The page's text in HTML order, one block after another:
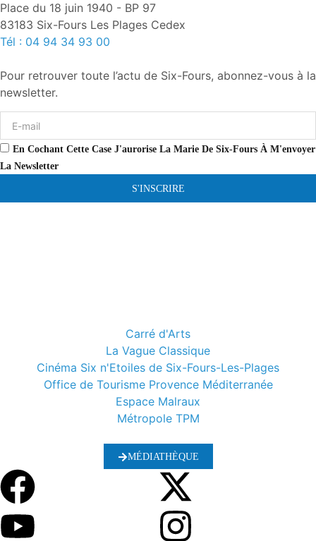
Place du 18 juin 1940 - BP 97
83183 Six-Fours Les Plages Cedex
Tél : 04 94 34 93 00
Pour retrouver toute l’actu de Six-Fours, abonnez-vous à la
newsletter.
En Cochant Cette Case J'aurorise La Marie De Six-Fours À M'envoyer
La Newsletter
S'INSCRIRE
Carré d'Arts
La Vague Classique
Cinéma Six n'Etoiles de Six-Fours-Les-Plages
Office de Tourisme Provence Méditerranée
Espace Malraux
Métropole TPM
MÉDIATHÈQUE